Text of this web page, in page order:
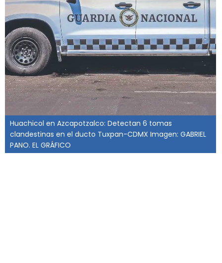
Huachicol en Azcapotzalco: Detectan 6 tomas
clandestinas en el ducto Tuxpan-CDMX Imagen: GABRIEL
PANO. EL GRÁFICO